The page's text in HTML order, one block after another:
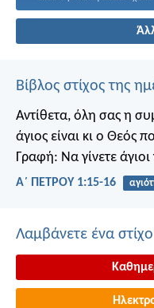
Βίβλος στίχος της
Αντίθετα, όλη σας η
άγιος είναι κι ο Θεός
Γραφή: Να γίνετε άγιοι
Α΄ ΠΕΤΡΟΥ 1:15-16
Λαμβάνετε ένα